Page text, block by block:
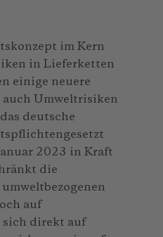
im Kern
in Lieferketten
einige neuere
Umweltrisiken
deutsche
2023 in Kraft
die
auf
direkt auf